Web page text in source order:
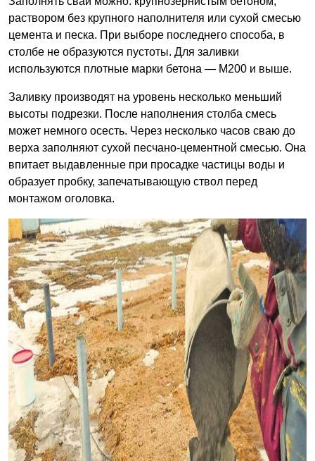
раствором без крупного наполнителя или сухой смесью
цемента и песка. При выборе последнего способа, в
столбе не образуются пустоты. Для заливки
используются плотные марки бетона — М200 и выше.
Заливку производят на уровень несколько меньший
высоты подрезки. После наполнения столба смесь
может немного осесть. Через несколько часов сваю до
верха заполняют сухой песчано-цементной смесью. Она
впитает выдавленные при просадке частицы воды и
образует пробку, запечатывающую ствол перед
монтажом оголовка.